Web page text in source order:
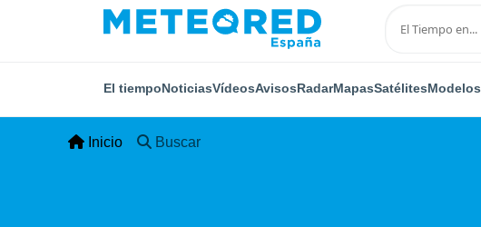
El tiempoNoticiasVídeosAvisosRadarMapasSatélitesModelos
Inicio Buscar